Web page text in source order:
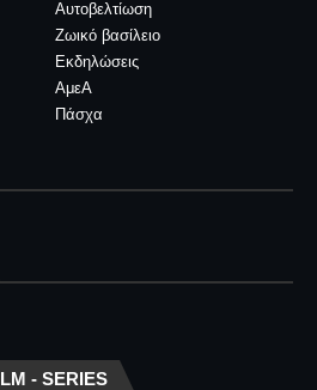
Αυτοβελτίωση
Ζωικό βασίλειο
Εκδηλώσεις
ΑμεΑ
Πάσχα
- SERIES